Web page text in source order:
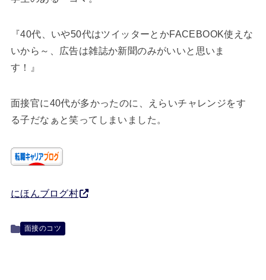
『40代、いや50代はツイッターとかFACEBOOK使えな
いから～、広告は雑誌か新聞のみがいいと思いま
す！』
面接官に40代が多かったのに、えらいチャレンジをす
る子だなぁと笑ってしまいました。
にほんブログ村
面接のコツ